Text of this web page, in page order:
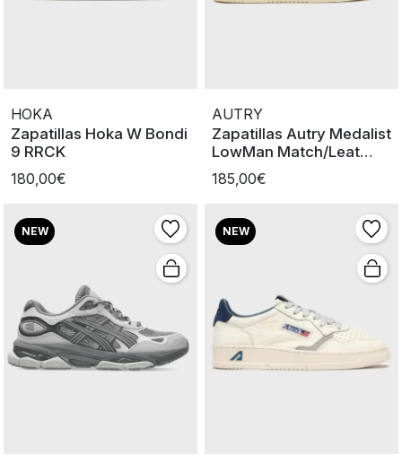
HOKA
Zapatillas Hoka W Bondi
9 RRCK
180,00€
AUTRY
Zapatillas Autry Medalist
LowMan Match/Leat
WHT/BL
185,00€
NEW NEW